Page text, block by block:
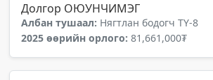
Долгор ОЮУНЧИМЭГ
Албан тушаал: Нягтлан бодогч ТҮ-8
2025 өөрийн орлого: 81,661,000₮